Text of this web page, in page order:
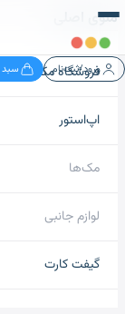
ورود/ثبت‌نام سبد
منوی اصلی
فروشگاه مک نید
اپ‌استور
مک‌ها
لوازم جانبی
گیفت کارت